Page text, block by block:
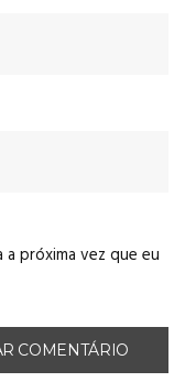
próxima vez que eu